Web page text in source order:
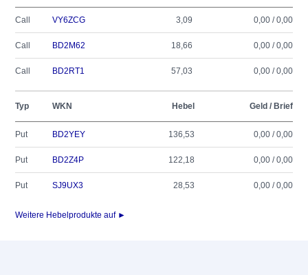
Call VY6ZCG 3,09 0,00 / 0,00
Call BD2M62 18,66 0,00 / 0,00
Call BD2RT1 57,03 0,00 / 0,00
Typ WKN Hebel Geld / Brief
Put BD2YEY 136,53 0,00 / 0,00
Put BD2Z4P 122,18 0,00 / 0,00
Put SJ9UX3 28,53 0,00 / 0,00
Weitere Hebelprodukte auf ►